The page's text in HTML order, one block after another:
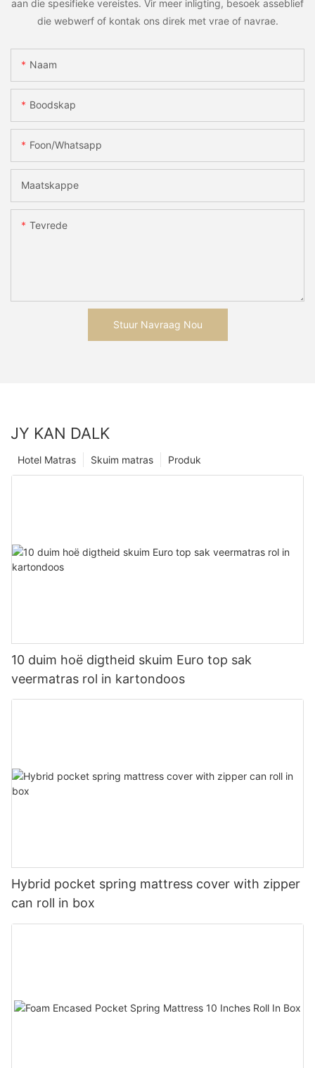
aan die spesifieke vereistes. Vir meer inligting, besoek asseblief
die webwerf of kontak ons ​​direk met vrae of navrae.
Naam
Boodskap
Foon/whatsapp
Maatskappe
Tevrede
Stuur Navraag Nou
JY KAN DALK
Produk
Skuim matras
Hotel Matras
10 duim hoë digtheid skuim Euro top sak
veermatras rol in kartondoos
Hybrid pocket spring mattress cover with zipper
can roll in box